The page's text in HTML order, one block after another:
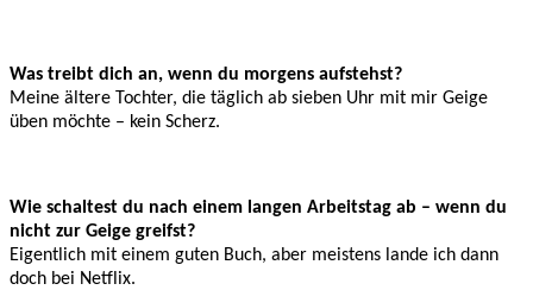
Was treibt dich an, wenn du morgens aufstehst?
Meine ältere Tochter, die täglich ab sieben Uhr mit mir Geige
üben möchte – kein Scherz.
Wie schaltest du nach einem langen Arbeitstag ab – wenn du
nicht zur Geige greifst?
Eigentlich mit einem guten Buch, aber meistens lande ich dann
doch bei Netflix.